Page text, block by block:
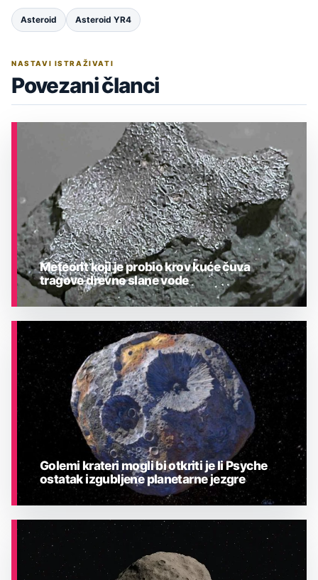
Asteroid Asteroid YR4
NASTAVI ISTRAŽIVATI
Povezani članci
ASTRONOMIJA
Meteorit koji je probio krov kuće čuva
tragove drevne slane vode
ASTRONOMIJA
Golemi krateri mogli bi otkriti je li Psyche
ostatak izgubljene planetarne jezgre